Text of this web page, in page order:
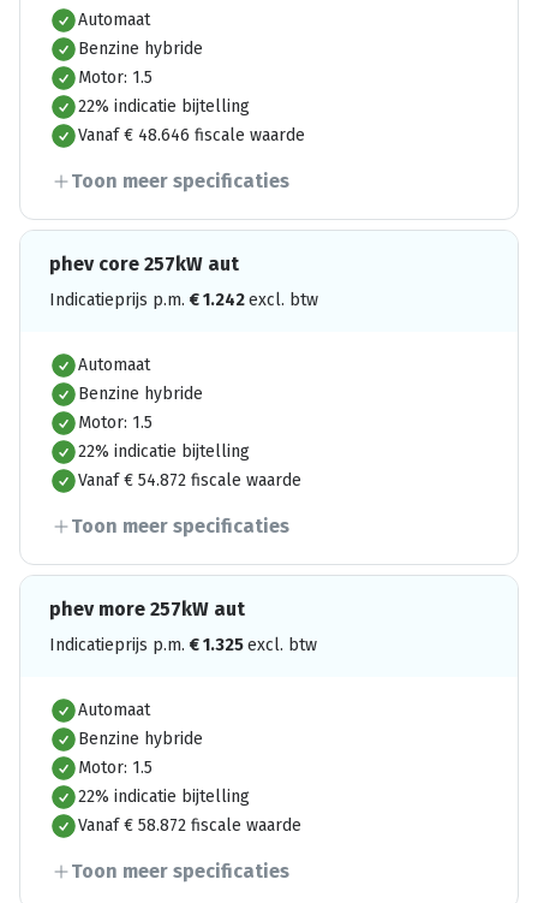
Automaat
Benzine hybride
Motor: 1.5
22% indicatie bijtelling
Vanaf € 48.646 fiscale waarde
Toon meer specificaties
phev core 257kW aut
Indicatieprijs p.m. €1.242excl. btw
Automaat
Benzine hybride
Motor: 1.5
22% indicatie bijtelling
Vanaf € 54.872 fiscale waarde
Toon meer specificaties
phev more 257kW aut
Indicatieprijs p.m. €1.325excl. btw
Automaat
Benzine hybride
Motor: 1.5
22% indicatie bijtelling
Vanaf € 58.872 fiscale waarde
Toon meer specificaties